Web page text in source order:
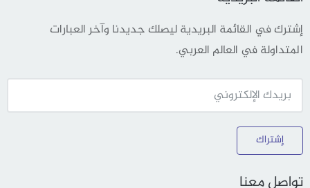
إشترك في القائمة البريدية ليصلك جديدنا وآخر العبارات
المتداولة في العالم العربي.
إشتراك
تواصل معنا